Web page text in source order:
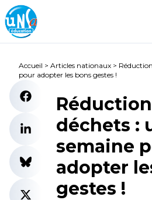
Accueil > Articles nationaux >
pour adopter les bons gestes !
déchets :
semaine
adopter
gestes !